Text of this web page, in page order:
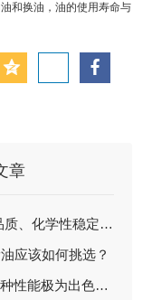
和换油，油的使用寿命与
章
及高粘度指数之基础油
应该如何挑选？
-二醇型抗燃液压油。